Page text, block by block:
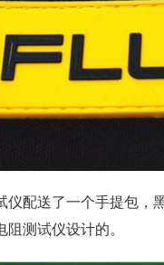
仪配送了一个手提包
阻测试仪设计的。